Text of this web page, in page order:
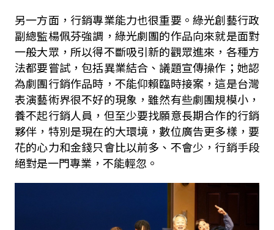
另一方面，行銷專業能力也很重要。綠光創藝行政
副總監楊佩芬強調，綠光劇團的作品向來就是面對
一般大眾，所以得不斷吸引新的觀眾進來，各種方
法都要嘗試，包括異業結合、議題宣傳操作；她認
為劇團行銷作品時，不能仰賴臨時接案，這是台灣
表演藝術界很不好的現象，雖然有些劇團規模小，
養不起行銷人員，但至少要找願意長期合作的行銷
夥伴，特別是現在的大環境，數位廣告更多樣，要
花的心力和金錢只會比以前多、不會少，行銷手段
絕對是一門專業，不能輕忽。